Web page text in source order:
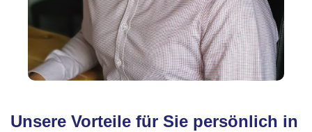
Unsere Vorteile für Sie persönlich in